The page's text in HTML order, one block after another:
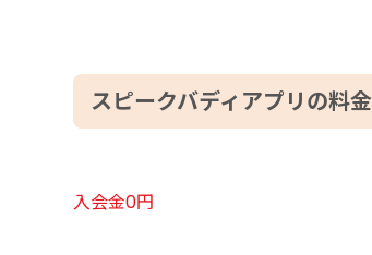
スピークバディアプリの料金
入会金0円